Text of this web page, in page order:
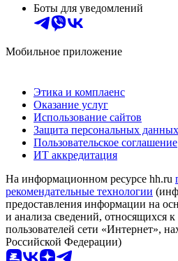
Боты для уведомлений
Мобильное приложение
Этика и комплаенс
Оказание услуг
Использование сайтов
Защита персональных данных
Пользовательское соглашение
ИТ аккредитация
На информационном ресурсе hh.ru
рекомендательные технологии
предоставления информации на
и анализа сведений, относящихся
пользователей сети «Интернет»,
Российской Федерации)